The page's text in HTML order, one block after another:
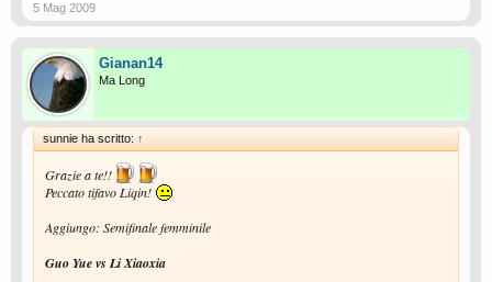
5 Mag 2009
Gianan14
Ma Long
sunnie ha scritto: ↑
Grazie a te!!
Peccato tifavo Liqin!
Aggiungo: Semifinale femminile
Guo Yue vs Li Xiaoxia